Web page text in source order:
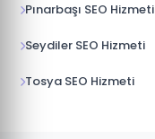
Pınarbaşı SEO Hizmeti
Seydiler SEO Hizmeti
Tosya SEO Hizmeti